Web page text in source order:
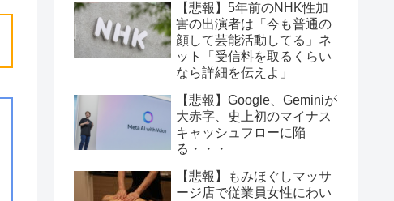
【悲報】5年前のNHK性加
害の出演者は「今も普通の
顔して芸能活動してる」ネ
ット「受信料を取るくらい
なら詳細を伝えよ」
【悲報】Google、Geminiが
大赤字、史上初のマイナス
キャッシュフローに陥
る・・・
【悲報】もみほぐしマッサ
ージ店で従業員女性にわい